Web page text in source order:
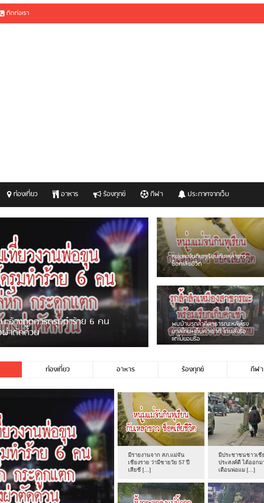
ติดต่อเรา
ท่องเที่ยว อาหาร ร้องทุกข์ กีฬา ประกาศจากเว็บ
พม่าเร่ขายพวงมาลัยหน้าพ่อขุนฯ
ว่าตนเองไม่ใช่ประชาชนชาวเชียงร […]
ชาวเน็ตฮา! รถเครื่องแม่สายชน
ป้ายร้านโลงศพแล้วหนี พบเสาหัก
เบรคหัก หวิดได้ใช้บริการ
หนุ่มเจียงฮายจ่ม พบถังน้ำดื่มตก
กลางถนน รถเครื่องหลบไม่ทันล้ม
บาดเจ็บ
ท่องเที่ยว อาหาร ร้องทุกข์ กีฬา
มีรายงานจาก สภ.แม่จัน
เชียงราย ว่ามีชายวัย 57 ปี
เสียชี […]
มีประชาชนชาวเชี
ประสงค์ดี ได้ออกม
เตือนพ่อแม […]